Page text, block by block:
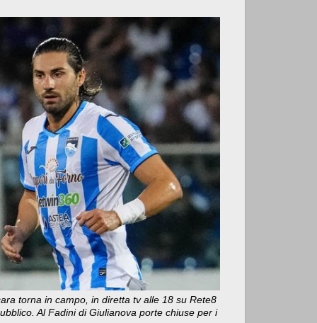
torna in campo, in diretta tv alle 18 su Rete8
Al Fadini di Giulianova porte chiuse per i